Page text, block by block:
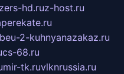
hd.ruz-host.ru
2-kuhnyanazakaz.ru
cs-68.ru
mir-tk.ruvlknrussia.ru